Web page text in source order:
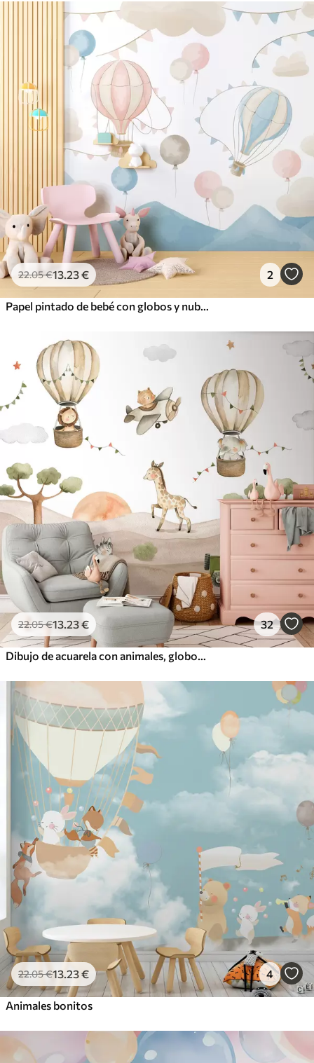
22.05€13.23€ 2
Papel pintado de bebé con globos y nubes
22.05€13.23€ 32
Dibujo de acuarela con animales, globos, avión y coche
22.05€13.23€ 4
Animales bonitos